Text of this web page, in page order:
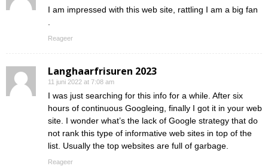
I am impressed with this web site, rattling I am a big fan
Reageer
Langhaarfrisuren 2023
11 juni 2022 at 7:08 am
I was just searching for this info for a while. After six
hours of continuous Googleing, finally I got it in your web
site. I wonder what’s the lack of Google strategy that do
not rank this type of informative web sites in top of the
list. Usually the top websites are full of garbage.
Reageer